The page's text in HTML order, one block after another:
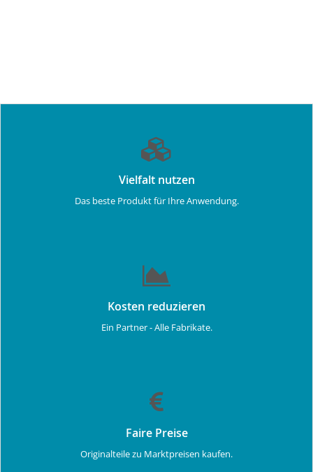
Vielfalt nutzen
Das beste Produkt für Ihre Anwendung.
Kosten reduzieren
Ein Partner - Alle Fabrikate.
Faire Preise
Originalteile zu Marktpreisen kaufen.